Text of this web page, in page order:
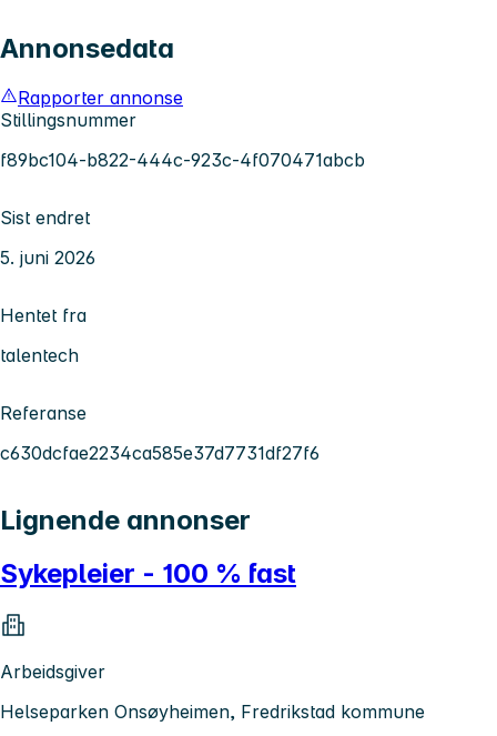
Annonsedata
Rapporter annonse
Stillingsnummer
f89bc104-b822-444c-923c-4f070471abcb
Sist endret
5. juni 2026
Hentet fra
talentech
Referanse
c630dcfae2234ca585e37d7731df27f6
Lignende annonser
Sykepleier - 100 % fast
Arbeidsgiver
Helseparken Onsøyheimen, Fredrikstad kommune